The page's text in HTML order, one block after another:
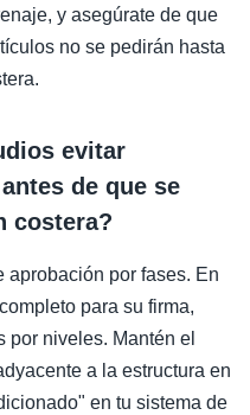
y asegúrate de que
no se pedirán hasta
evitar
de que se
costera?
aprobación por fases. En
para su firma,
por niveles. Mantén el
a la estructura en
en tu sistema de